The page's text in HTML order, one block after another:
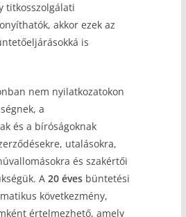
titkosszolgálati
akkor ezek az
is
nem nyilatkozatokon
a
és a bíróságoknak
utalásokra,
és szakértői
A 20 évesbüntetési
következmény,
értelmezhető, amely